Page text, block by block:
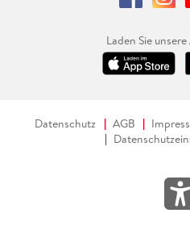
Laden Sie
Datenschutz AGB